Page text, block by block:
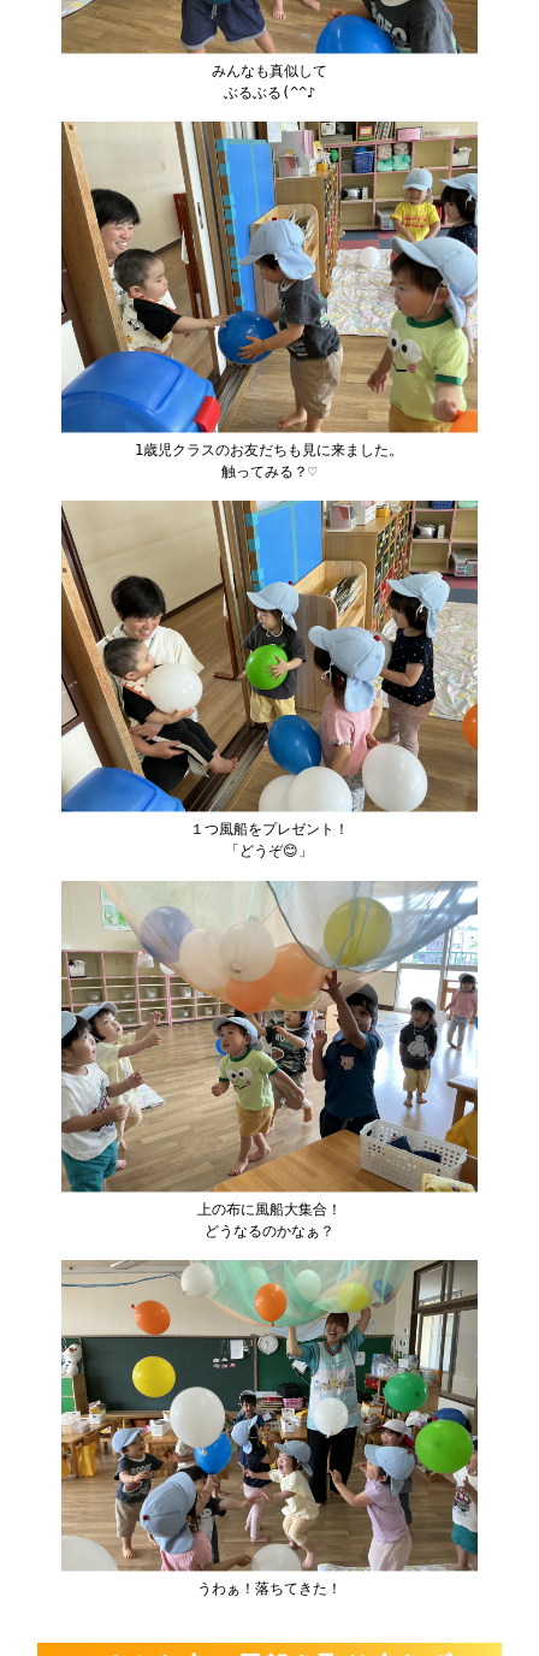
みんなも真似して
ぶるぶる(^^♪
1歳児クラスのお友だちも見に来ました。
触ってみる？♡
１つ風船をプレゼント！
「どうぞ😊」
上の布に風船大集合！
どうなるのかなぁ？
うわぁ！落ちてきた！